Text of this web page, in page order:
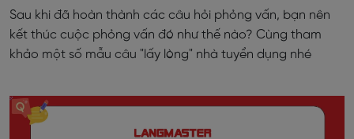
Sau khi đã hoàn thành các câu hỏi phỏng vấn, bạn nên
kết thúc cuộc phỏng vấn đó như thế nào? Cùng tham
khảo một số mẫu câu "lấy lòng" nhà tuyển dụng nhé